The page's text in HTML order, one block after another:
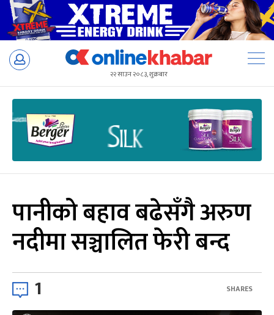
Skip
२२ साउन २०८३, शुक्रबार
पानीको बहाव बढेसँगै अरुण
नदीमा सञ्चालित फेरी बन्द
1 SHARES